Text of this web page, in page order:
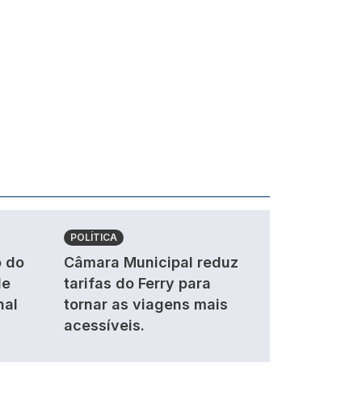
do
POLÍTICA
Câmara Municipal reduz
tarifas do Ferry para
tornar as viagens mais
acessíveis.